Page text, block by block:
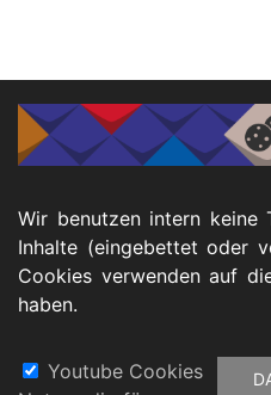
Wir benutzen intern keine
Inhalte (eingebettet oder
Cookies verwenden auf
haben.
Youtube Cookies